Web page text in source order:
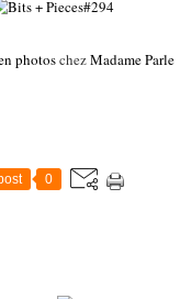
photoschezMadame Parle
0